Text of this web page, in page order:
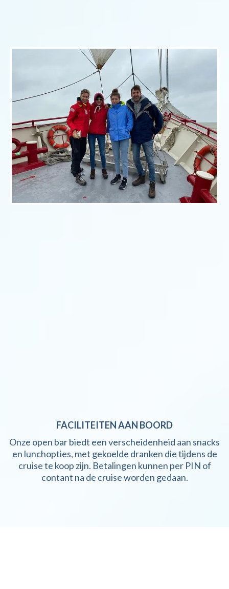
FACILITEITEN AAN BOORD
Onze open bar biedt een verscheidenheid aan snacks
en lunchopties, met gekoelde dranken die tijdens de
cruise te koop zijn. Betalingen kunnen per PIN of
contant na de cruise worden gedaan.